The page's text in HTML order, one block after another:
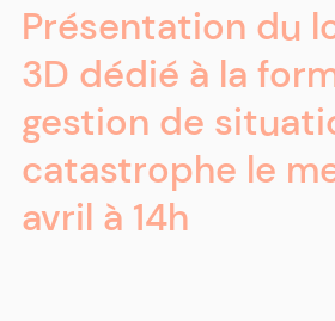
Présentation du
3D dédié à la
gestion de
catastrophe le
avril à 14h